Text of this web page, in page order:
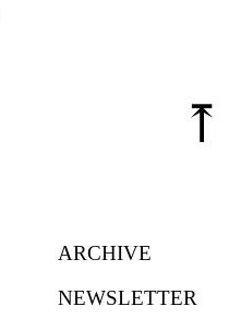
⤒
ARCHIVE
NEWSLETTER